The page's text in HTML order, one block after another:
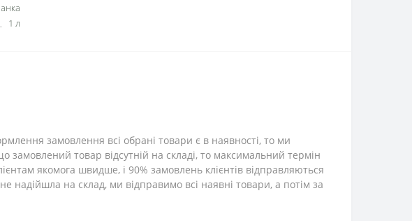
1 л
замовлення всі обрані товари є в наявності, то ми
замовлений товар відсутній на складі, то максимальний термін
якомога швидше, і 90% замовлень клієнтів відправляються
надійшла на склад, ми відправимо всі наявні товари, а потім за